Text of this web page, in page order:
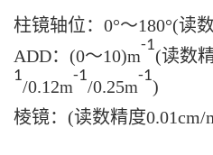
柱镜轴位：0°～180°(读数
ADD：(0～10)m
-1(读数
1/0.12m
-1/0.25m
-1)
棱镜：(读数精度0.01cm/